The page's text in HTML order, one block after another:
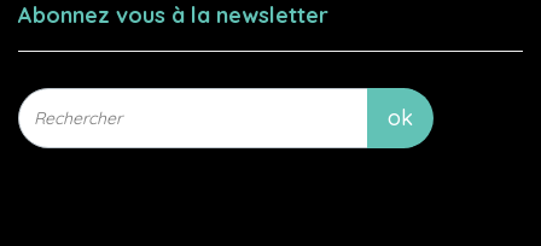
Abonnez vous à la newsletter